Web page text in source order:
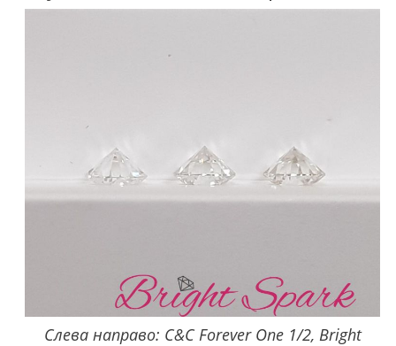
Слева направо: C&C Forever One 1/2, Bright